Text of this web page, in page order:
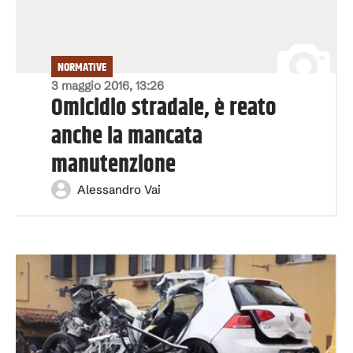
3 maggio 2016, 13:26
NORMATIVE
Omicidio stradale, è reato
anche la mancata
manutenzione
Alessandro Vai